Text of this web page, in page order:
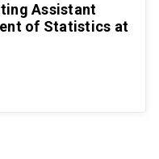
Assistant
of Statistics at